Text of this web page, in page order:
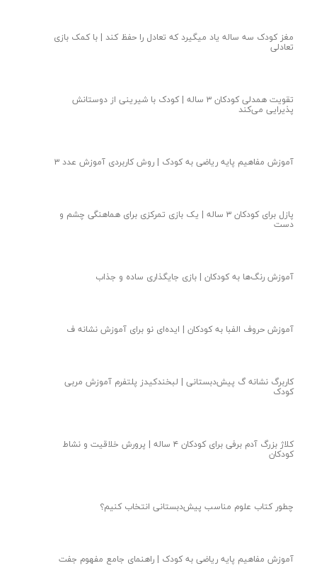
مغز کودک سه ساله یاد میگیرد که تعادل را حفظ کند | با کمک بازی
تعادلی
تقویت همدلی کودکان ۳ ساله | کودک با شیرینی از دوستانش
پذیرایی می‌کند
آموزش مفاهیم پایه ریاضی به کودک | روش کاربردی آموزش عدد ۳
پازل برای کودکان ۳ ساله | یک بازی تمرکزی برای هماهنگی چشم و
دست
آموزش رنگ‌ها به کودکان | بازی جایگذاری ساده و جذاب
آموزش حروف الفبا به کودکان | ایده‌ای نو‌ برای آموزش نشانه ف
کاربرگ نشانه گ پیش‌دبستانی | لبخندکیدز پلتفرم آموزش مربی
کودک
کلاژ بزرگ آدم برفی برای کودکان ۴ ساله | پرورش خلاقیت و نشاط
کودکان
چطور کتاب علوم مناسب پیش‌دبستانی انتخاب کنیم؟
آموزش مفاهیم پایه ریاضی به کودک | راهنمای جامع مفهوم جفت